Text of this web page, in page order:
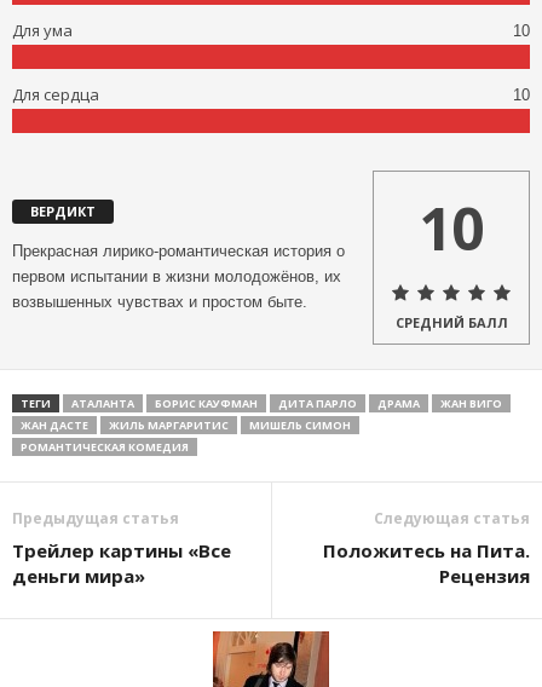
Для ума 10
Для сердца 10
ВЕРДИКТ
Прекрасная лирико-романтическая история о
первом испытании в жизни молодожёнов, их
возвышенных чувствах и простом быте.
10
СРЕДНИЙ БАЛЛ
ТЕГИ АТАЛАНТА БОРИС КАУФМАН ДИТА ПАРЛО ДРАМА
ЖАН ВИГО
ЖАН ДАСТЕ
ЖИЛЬ МАРГАРИТИС
МИШЕЛЬ СИМОН
РОМАНТИЧЕСКАЯ КОМЕДИЯ
Предыдущая статья
Трейлер картины «Все
деньги мира»
Следующая статья
Положитесь на Пита.
Рецензия